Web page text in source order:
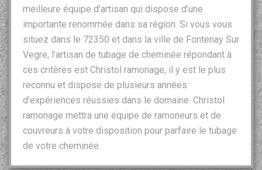
meilleure équipe d’artisan qui dispose d’une
importante renommée dans sa région. Si vous vous
situez dans le 72350 et dans la ville de Fontenay Sur
Vegre, l’artisan de tubage de cheminée répondant à
ces critères est Christol ramonage, il y est le plus
reconnu et dispose de plusieurs années
d’expériences réussies dans le domaine. Christol
ramonage mettra une équipe de ramoneurs et de
couvreurs à votre disposition pour parfaire le tubage
de votre cheminée.